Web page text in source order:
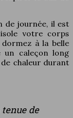
de journée, il est
votre corps
à la belle
caleçon long
chaleur durant
de